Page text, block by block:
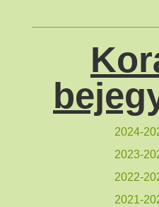
2024-
2023-
2022-
2021-